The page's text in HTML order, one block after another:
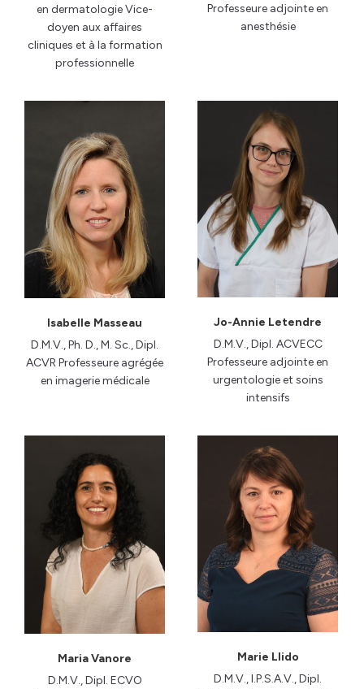
en dermatologie Vice-
doyen aux affaires
cliniques et à la formation
professionnelle
Professeure adjointe en
anesthésie
Isabelle Masseau
D.M.V., Ph. D., M. Sc., Dipl.
ACVR Professeure agrégée
en imagerie médicale
Jo-Annie Letendre
D.M.V., Dipl. ACVECC
Professeure adjointe en
urgentologie et soins
intensifs
Maria Vanore
D.M.V., Dipl. ECVO
Marie Llido
D.M.V., I.P.S.A.V., Dipl.